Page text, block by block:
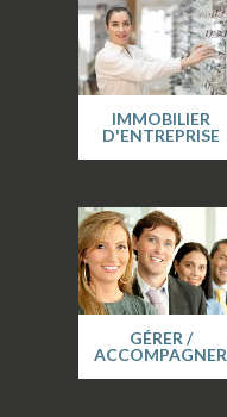
IMMOBILIER
D'ENTREPRISE
GÉRER /
ACCOMPAGNER